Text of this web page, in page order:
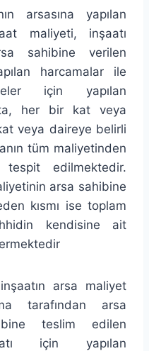
arsasına yapılan
maliyeti, inşaatı
sahibine verilen
harcamalar ile
için yapılan
her bir kat veya
veya daireye belirli
tüm maliyetinden
edilmektedir.
arsa sahibine
kısmı ise toplam
kendisine ait
arsa maliyet
tarafından arsa
teslim edilen
için yapılan